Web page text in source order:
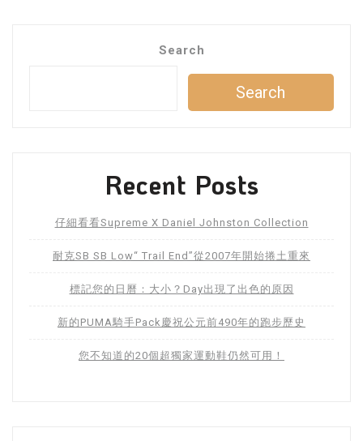
Search
Search
Recent Posts
仔細看看Supreme X Daniel Johnston Collection
耐克SB SB Low“ Trail End”從2007年開始捲土重來
標記您的日曆：大小？Day出現了出色的原因
新的PUMA騎手Pack慶祝公元前490年的跑步歷史
您不知道的20個超獨家運動鞋仍然可用！